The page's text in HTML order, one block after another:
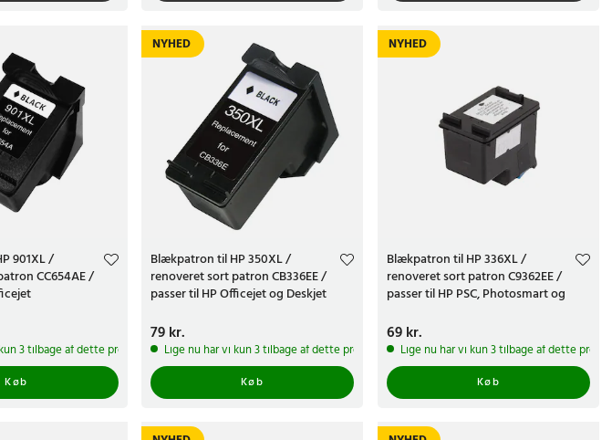
901XL /
CC654AE /
3 tilbage af dette produkt
Køb
NYHED
Blækpatron til HP 350XL /
renoveret sort patron CB336EE /
passer til HP Officejet og Deskjet
Pris:79 kr.
79 kr.
Lige nu har vi kun 3 tilbage af dette produkt
Køb
NYHED
Blækpatron til HP 336XL /
renoveret sort patron C9362EE /
passer til HP PSC, Photosmart og
Pris:69 kr.
69 kr.
Lige nu har vi kun 3 tilbage af dette
Køb